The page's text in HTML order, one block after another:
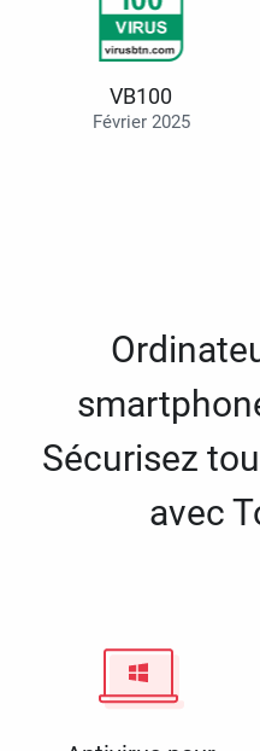
VB100
Février 2025
Sécurisez
avec